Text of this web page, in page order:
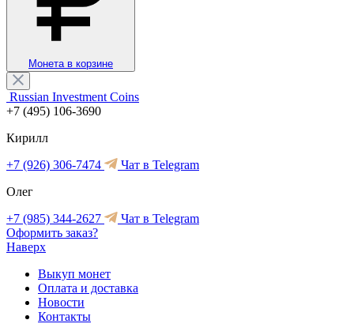
Монета в корзине
Russian Investment Coins
+7 (495) 106-3690
Кирилл
+7 (926) 306-7474
Чат в Telegram
Олег
+7 (985) 344-2627
Чат в Telegram
Оформить заказ?
Наверх
Выкуп монет
Оплата и доставка
Новости
Контакты